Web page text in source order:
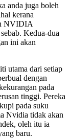
anda juga boleh
kerana
NVIDIA
Kedua-dua
ini akan
utama dari setiap
dengan
pada
tinggi. Pereka
pada suku
Nvidia tidak akan
oleh itu ia
baru.